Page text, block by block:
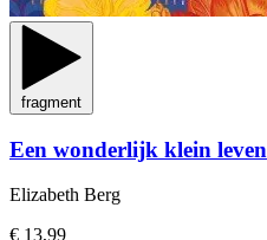
fragment
Een wonderlijk klein leven
Elizabeth Berg
€ 13,99